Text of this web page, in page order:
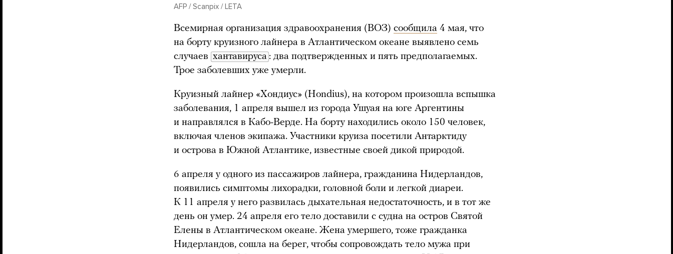
AFP / Scanpix / LETA
Всемирная организация здравоохранения (ВОЗ) сообщила 4 мая, что
на борту круизного лайнера в Атлантическом океане выявлено семь
случаев хантавируса : два подтвержденных и пять предполагаемых.
Трое заболевших уже умерли.
Круизный лайнер «Хондиус» (Hondius), на котором произошла вспышка
заболевания, 1 апреля вышел из города Ушуая на юге Аргентины
и направлялся в Кабо-Верде. На борту находились около 150 человек,
включая членов экипажа. Участники круиза посетили Антарктиду
и острова в Южной Атлантике, известные своей дикой природой.
6 апреля у одного из пассажиров лайнера, гражданина Нидерландов,
появились симптомы лихорадки, головной боли и легкой диареи.
К 11 апреля у него развилась дыхательная недостаточность, и в тот же
день он умер. 24 апреля его тело доставили с судна на остров Святой
Елены в Атлантическом океане. Жена умершего, тоже гражданка
Нидерландов, сошла на берег, чтобы сопровождать тело мужа при